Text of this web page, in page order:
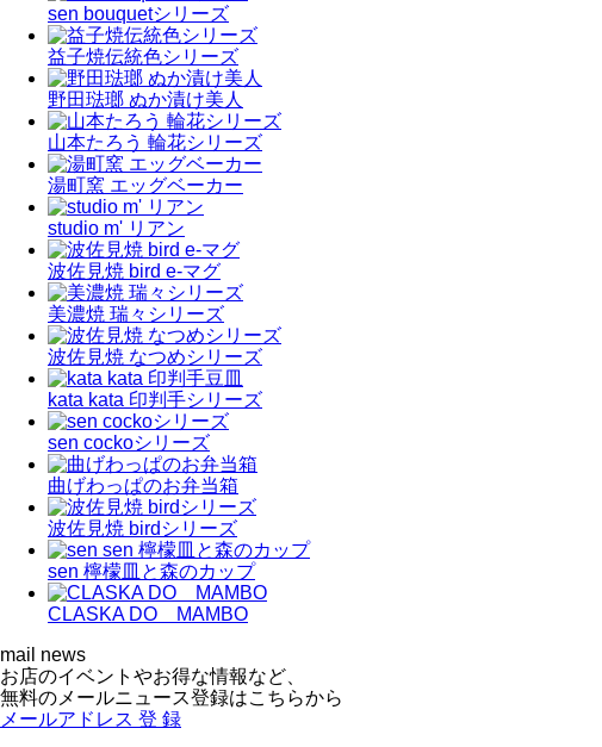
sen bouquetシリーズ
益子焼伝統色シリーズ
野田琺瑯 ぬか漬け美人
山本たろう 輪花シリーズ
湯町窯 エッグベーカー
studio m' リアン
波佐見焼 bird e-マグ
美濃焼 瑞々シリーズ
波佐見焼 なつめシリーズ
kata kata 印判手シリーズ
sen cockoシリーズ
曲げわっぱのお弁当箱
波佐見焼 birdシリーズ
sen 檸檬皿と森のカップ
CLASKA DO MAMBO
mail news
お店のイベントやお得な情報など、
無料のメールニュース登録はこちらから
メールアドレス 登 録